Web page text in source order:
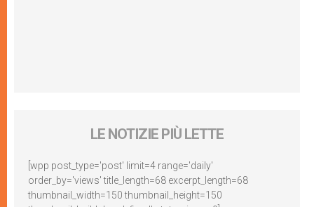
LE NOTIZIE PIÙ LETTE
[wpp post_type='post' limit=4 range='daily'
order_by='views' title_length=68 excerpt_length=68
thumbnail_width=150 thumbnail_height=150